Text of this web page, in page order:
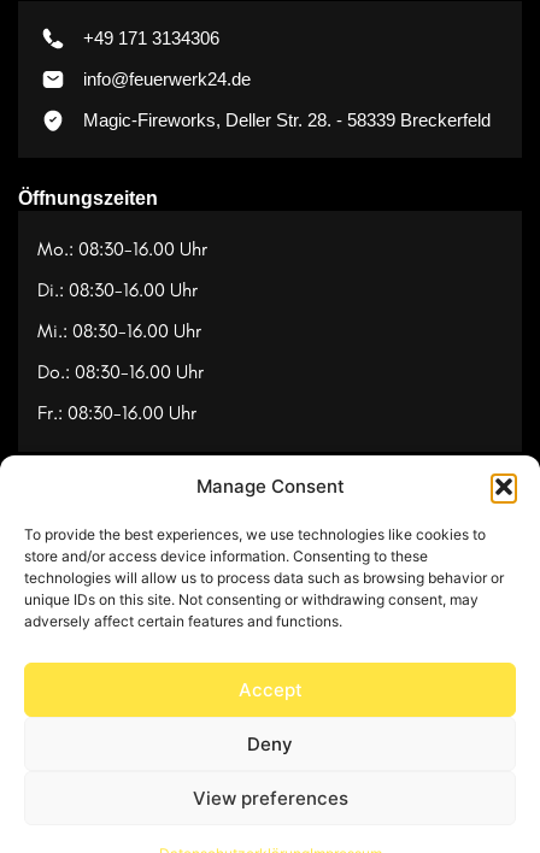
Manage Consent
To provide the best experiences, we use technologies like cookies to
store and/or access device information. Consenting to these
technologies will allow us to process data such as browsing behavior or
unique IDs on this site. Not consenting or withdrawing consent, may
adversely affect certain features and functions.
Accept
Deny
View preferences
+49 171 3134306
info@feuerwerk24.de
Magic-Fireworks, Deller Str. 28. - 58339 Breckerfeld
Öffnungszeiten
Mo.: 08:30-16.00 Uhr
Di.: 08:30-16.00 Uhr
Mi.: 08:30-16.00 Uhr
Do.: 08:30-16.00 Uhr
Fr.: 08:30-16.00 Uhr
Referenzen
Videos
Über uns
Kontakt
© Copyright 2025 by Feuerwerk24